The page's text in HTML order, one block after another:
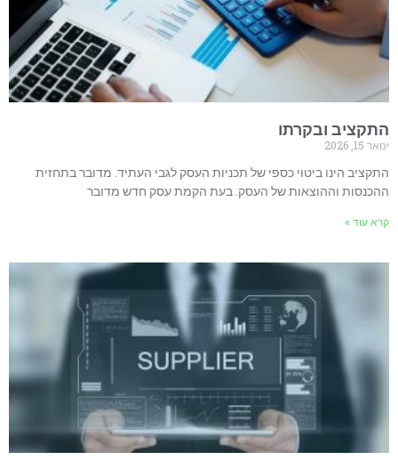
ובקרתו
ביטוי כספי של תכניות העסק לגבי העתיד. מדובר בתחזית
וההוצאות של העסק. בעת הקמת עסק חדש מדובר